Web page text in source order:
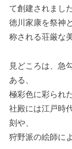
て創建されました
徳川家康を祭神
称される荘厳な
見どころは、急
ある、
極彩色に彩られ
社殿には江戸時
刻や、
狩野派の絵師に